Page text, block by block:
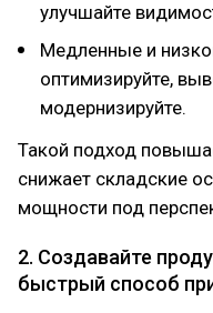
улучшайте
Медленные и
оптимизируйте,
модернизируйте.
Такой подход
снижает складские
мощности под
2. Создавайте
быстрый способ